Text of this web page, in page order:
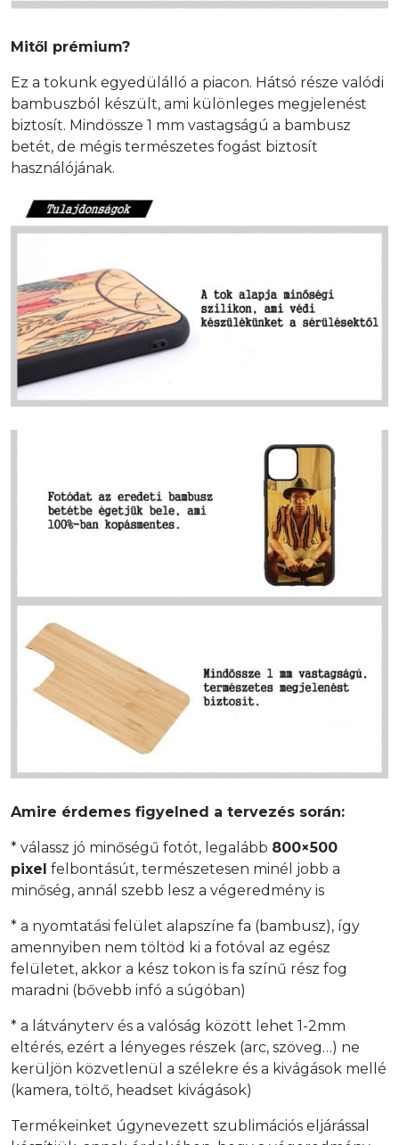
Mitől prémium?
Ez a tokunk egyedülálló a piacon. Hátsó része valódi
bambuszból készült, ami különleges megjelenést
biztosít. Mindössze 1 mm vastagságú a bambusz
betét, de mégis természetes fogást biztosít
használójának.
Amire érdemes figyelned a tervezés során:
* válassz jó minőségű fotót, legalább 800×500
pixel felbontásút, természetesen minél jobb a
minőség, annál szebb lesz a végeredmény is
* a nyomtatási felület alapszíne fa (bambusz), így
amennyiben nem töltöd ki a fotóval az egész
felületet, akkor a kész tokon is fa színű rész fog
maradni (bővebb infó a súgóban)
* a látványterv és a valóság között lehet 1-2mm
eltérés, ezért a lényeges részek (arc, szöveg…) ne
kerüljön közvetlenül a szélekre és a kivágások mellé
(kamera, töltő, headset kivágások)
Termékeinket úgynevezett szublimációs eljárással